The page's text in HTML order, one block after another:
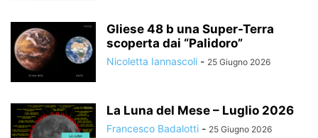
Gliese 48 b una Super-Terra
scoperta dai “Palidoro”
Nicoletta Iannascoli - 25 Giugno 2026
La Luna del Mese – Luglio 2026
Francesco Badalotti - 25 Giugno 2026